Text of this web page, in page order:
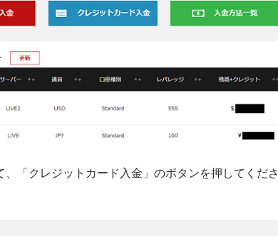
、「クレジットカード入金」のボタンを押してくださ